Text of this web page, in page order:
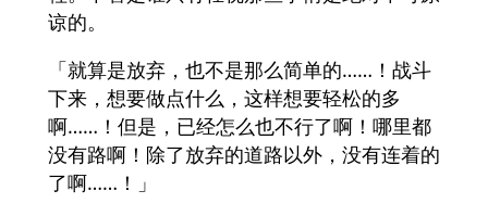
谅的。
「就算是放弃，也不是那么简单的……！战斗
下来，想要做点什么，这样想要轻松的多
啊……！但是，已经怎么也不行了啊！哪里都
没有路啊！除了放弃的道路以外，没有连着的
了啊……！」